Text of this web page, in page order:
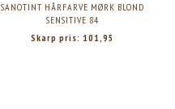
SANOTINT HÅRFARVE MØRK BLOND
SENSITIVE 84
Skarp pris: 101,95